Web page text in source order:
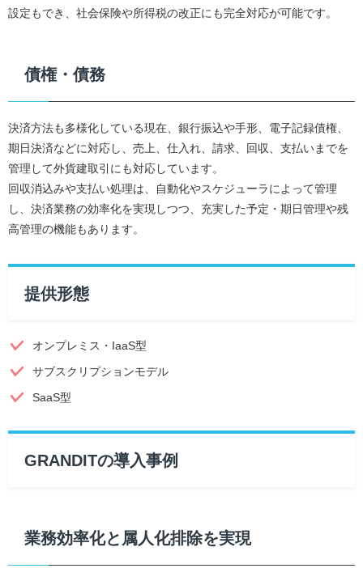
設定もでき、社会保険や所得税の改正にも完全対応が可能です。
債権・債務
決済方法も多様化している現在、銀行振込や手形、電子記録債権、
期日決済などに対応し、売上、仕入れ、請求、回収、支払いまでを
管理して外貨建取引にも対応しています。
回収消込みや支払い処理は、自動化やスケジューラによって管理
し、決済業務の効率化を実現しつつ、充実した予定・期日管理や残
高管理の機能もあります。
提供形態
オンプレミス・IaaS型
サブスクリプションモデル
SaaS型
GRANDITの導入事例
業務効率化と属人化排除を実現